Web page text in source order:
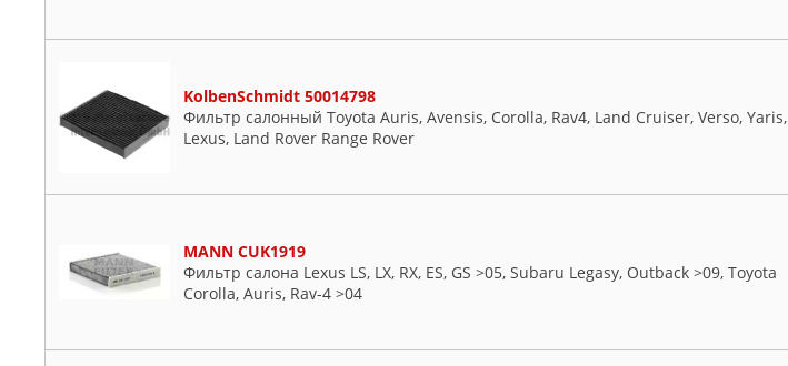
KolbenSchmidt 50014798
Фильтр салонный Toyota Auris, Avensis, Corolla, Rav4, Land Cruiser, Verso, Yaris,
Lexus, Land Rover Range Rover
MANN CUK1919
Фильтр салона Lexus LS, LX, RX, ES, GS >05, Subaru Legasy, Outback >09, Toyota
Corolla, Auris, Rav-4 >04